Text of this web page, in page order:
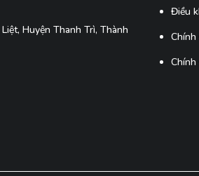
Huyện Thanh Trì, Thành
Điều
Chính